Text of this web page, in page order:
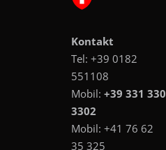
Kontakt
Tel: +39 0182
551108
Mobil: +39 331 330
3302
Mobil: +41 76 62
35 325